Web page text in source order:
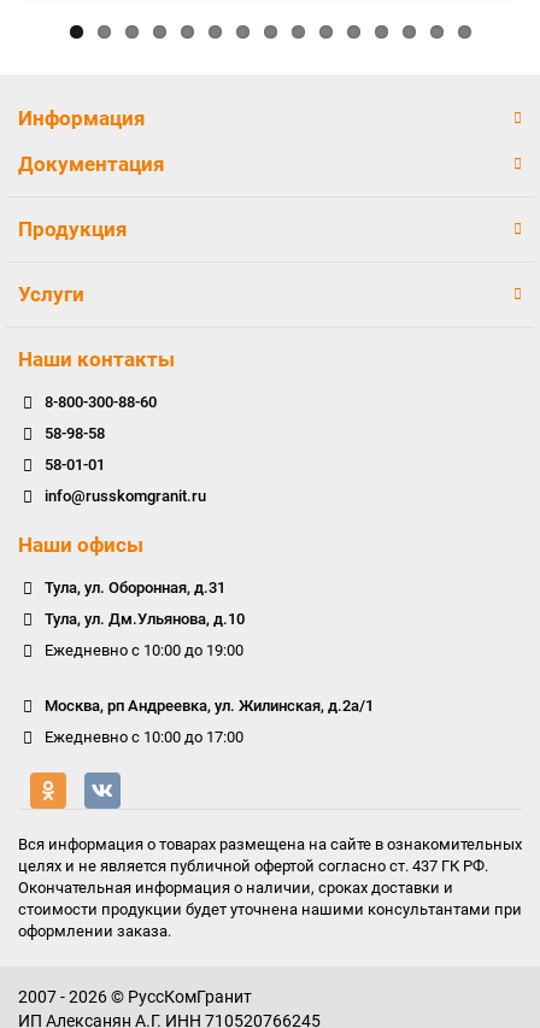
Информация
Документация
Продукция
Услуги
Наши контакты
8-800-300-88-60
58-98-58
58-01-01
info@russkomgranit.ru
Наши офисы
Тула, ул. Оборонная, д.31
Тула, ул. Дм.Ульянова, д.10
Ежедневно с 10:00 до 19:00
Москва, рп Андреевка, ул. Жилинская, д.2а/1
Ежедневно с 10:00 до 17:00
Вся информация о товарах размещена на сайте в ознакомительных
целях и не является публичной офертой согласно ст. 437 ГК РФ.
Окончательная информация о наличии, сроках доставки и
стоимости продукции будет уточнена нашими консультантами при
оформлении заказа.
2007 - 2026 © РуссКомГранит
ИП Алексанян А.Г. ИНН 710520766245